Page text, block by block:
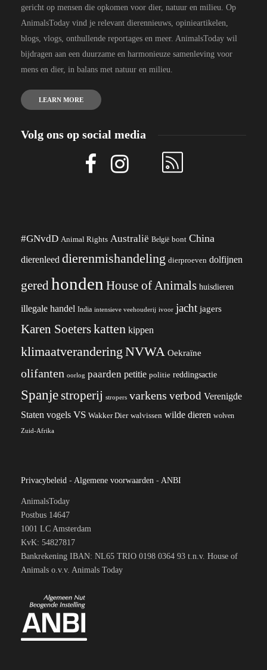
gericht op mensen die opkomen voor dier, natuur en milieu. Op
AnimalsToday vind je relevant dierennieuws, opinieartikelen,
blogs, vlogs, onthullende reportages en meer. AnimalsToday wil
bijdragen aan een duurzame en harmonieuze samenleving voor
mens en dier, in balans met natuur en milieu.
LEARN MORE
Volg ons op social media
#GNvdD Animal Rights Australië België bont China
dierenleed dierenmishandeling dierproeven dolfijnen
geredhonden House of Animals huisdieren
illegale handel India intensieve veehouderij ivoor jacht jagers
Karen Soeterskatten kippen
klimaatverandering NVWA Oekraïne
olifanten oorlog paarden petitie politie reddingsactie
Spanjestroperij stropers varkens verbod Verenigde
Staten vogels VS Wakker Dier walvissen wilde dieren wolven
Zuid-Afrika
Privacybeleid - Algemene voorwaarden - ANBI
AnimalsToday
Postbus 14647
1001 LC Amsterdam
KvK: 54827817
Bankrekening IBAN: NL65 TRIO 0198 0364 93 t.n.v. House of
Animals o.v.v. Animals Today